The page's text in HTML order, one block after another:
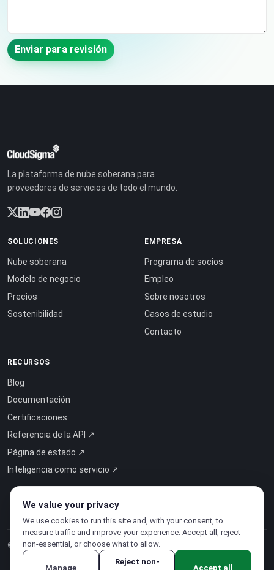
Enviar para revisión
La plataforma de nube soberana para
proveedores de servicios de todo el mundo.
SOLUCIONES
Nube soberana
Modelo de negocio
Precios
Sostenibilidad
EMPRESA
Programa de socios
Empleo
Sobre nosotros
Casos de estudio
Contacto
RECURSOS
Blog
Documentación
Certificaciones
Referencia de la API ↗
Página de estado ↗
Inteligencia como servicio ↗
© 2026 CloudSigma Holding AG.Todos los derechos reservados
We value your privacy
We use cookies to run this site and, with your consent, to
measure traffic and improve your experience. Accept all, reject
non-essential, or choose what to allow.
Manage
Reject non-
Accept all